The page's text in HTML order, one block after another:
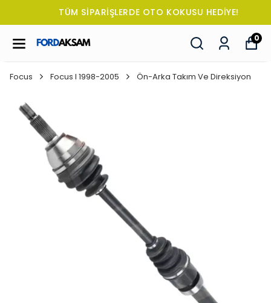
TÜM SİPARİŞLERDE OTO KOKUSU HEDİYE!
0
Focus Focus I 1998-2005 Ön-Arka Takım Ve Direksiyon